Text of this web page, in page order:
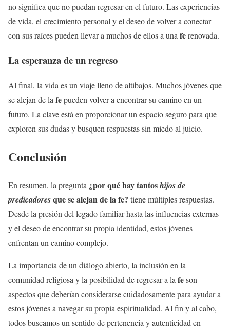
no significa que no puedan regresar en el futuro. Las experiencias
de vida, el crecimiento personal y el deseo de volver a conectar
con sus raíces pueden llevar a muchos de ellos a una ferenovada.
La esperanza de un regreso
Al final, la vida es un viaje lleno de altibajos. Muchos jóvenes que
se alejan de la fepueden volver a encontrar su camino en un
futuro. La clave está en proporcionar un espacio seguro para que
exploren sus dudas y busquen respuestas sin miedo al juicio.
Conclusión
En resumen, la pregunta ¿por qué hay tantoshijos de
predicadoresque se alejan de lafe? tiene múltiples respuestas.
Desde la presión del legado familiar hasta las influencias externas
y el deseo de encontrar su propia identidad, estos jóvenes
enfrentan un camino complejo.
La importancia de un diálogo abierto, la inclusión en la
comunidad religiosa y la posibilidad de regresar a la feson
aspectos que deberían considerarse cuidadosamente para ayudar a
estos jóvenes a navegar su propia espiritualidad. Al fin y al cabo,
todos buscamos un sentido de pertenencia y autenticidad en